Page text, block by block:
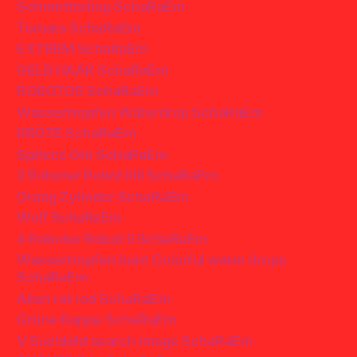
Schmetterling SchaRaEm
Tomate SchaRaEm
EXTREM SchaRaEm
GELB HAAR SchaRaEm
ROBOTOR SchaRaEm
Wassertropfen Waterdrop SchaRaEm
KRÖTE SchaRaEm
Spitzes Ohr SchaRaEm
2 Roboter Robot iiIII SchaRaEm
Orang Zylinder SchaRaEm
Wolf SchaRaEm
4 Roboter Robot II SchaRaEm
Wassertropfen bunt Colorful water drops
SchaRaEm
Alien rot red SchaRaEm
Grüne Kappe SchaRaEm
V Suchbild search image SchaRaEm